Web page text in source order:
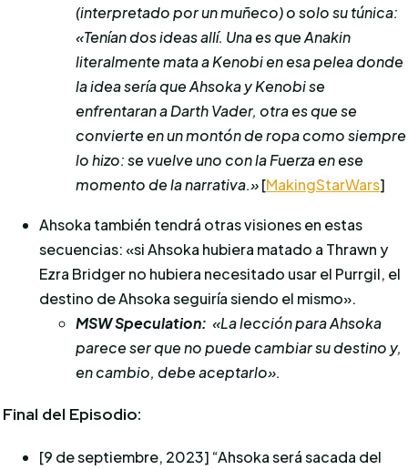
(interpretado por un muñeco) o solo su túnica:
«Tenían dos ideas allí. Una es que Anakin
literalmente mata a Kenobi en esa pelea donde
la idea sería que Ahsoka y Kenobi se
enfrentaran a Darth Vader, otra es que se
convierte en un montón de ropa como siempre
lo hizo: se vuelve uno con la Fuerza en ese
momento de la narrativa.»[MakingStarWars]
Ahsoka también tendrá otras visiones en estas
secuencias: «si Ahsoka hubiera matado a Thrawn y
Ezra Bridger no hubiera necesitado usar el Purrgil, el
destino de Ahsoka seguiría siendo el mismo».
MSW Speculation: «La lección para Ahsoka
parece ser que no puede cambiar su destino y,
en cambio, debe aceptarlo».
Final del Episodio:
[9 de septiembre, 2023] “Ahsoka será sacada del